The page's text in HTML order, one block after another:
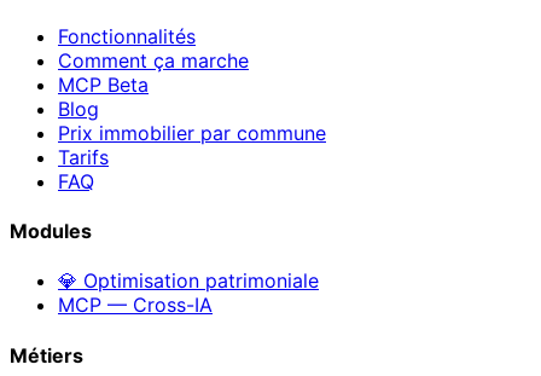
Fonctionnalités
Comment ça marche
MCP Beta
Blog
Prix immobilier par commune
Tarifs
FAQ
Modules
💎 Optimisation patrimoniale
MCP — Cross-IA
Métiers